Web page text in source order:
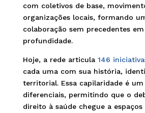
com coletivos de base,
organizações locais, formando
colaboração sem precedentes
profundidade.
Hoje, a rede articula 146
cada uma com sua história,
territorial. Essa capilaridade é
diferenciais, permitindo que o
direito à saúde chegue a